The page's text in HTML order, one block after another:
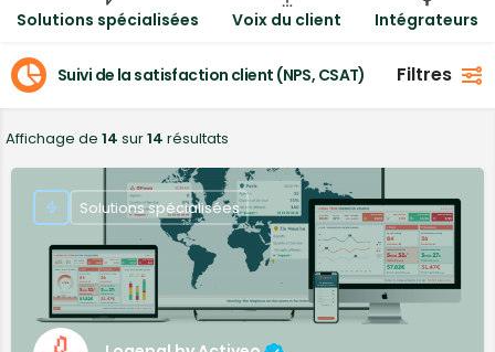
Solutions spécialisées Voix du client Intégrateurs
Suivi de la satisfaction client (NPS, CSAT) Filtres
Affichage de 14 sur14 résultats
Solutions spécialisées